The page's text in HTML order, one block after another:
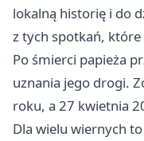
lokalną historię i do
z tych spotkań,
Po śmierci papieża
uznania jego drogi.
roku, a 27 kwietnia
Dla wielu wiernych